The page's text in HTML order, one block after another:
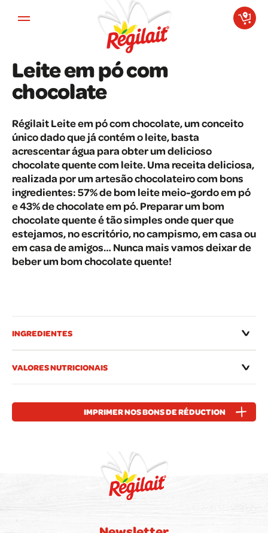
Leite em pó com
chocolate
Régilait Leite em pó com chocolate, um conceito
único dado que já contém o leite, basta
acrescentar água para obter um delicioso
chocolate quente com leite. Uma receita deliciosa,
realizada por um artesão chocolateiro com bons
ingredientes: 57% de bom leite meio-gordo em pó
e 43% de chocolate em pó. Preparar um bom
chocolate quente é tão simples onde quer que
estejamos, no escritório, no campismo, em casa ou
em casa de amigos… Nunca mais vamos deixar de
beber um bom chocolate quente!
INGREDIENTES
VALORES NUTRICIONAIS
IMPRIMER NOS BONS DE RÉDUCTION